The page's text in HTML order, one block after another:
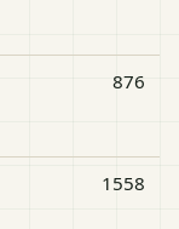
876
1558